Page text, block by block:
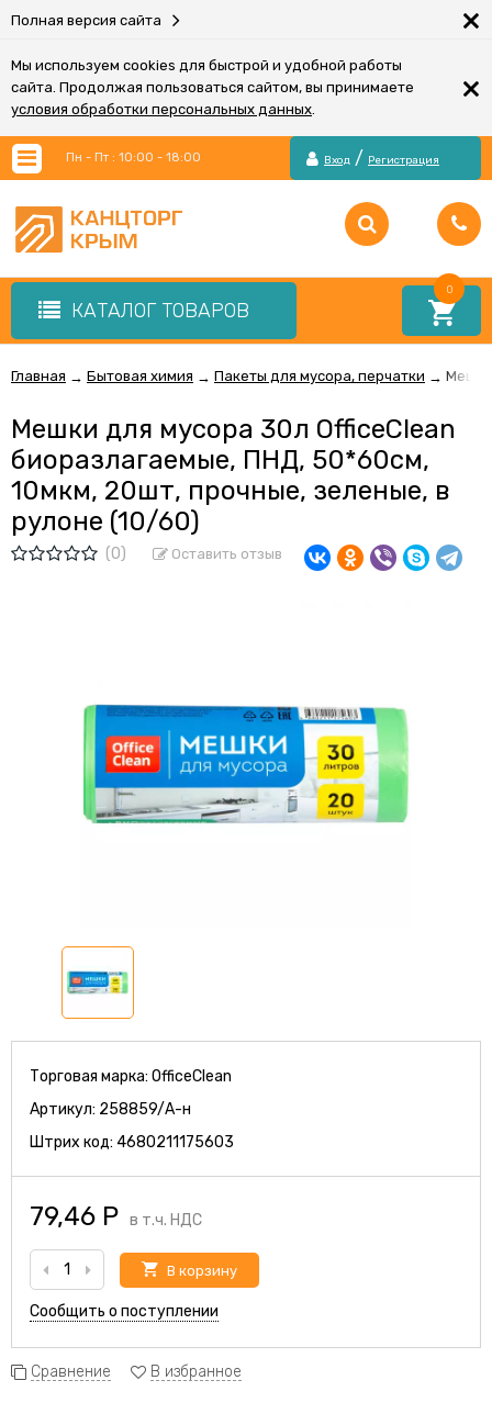
Полная версия сайта ×
Мы используем cookies для быстрой и удобной работы
сайта. Продолжая пользоваться сайтом, вы принимаете
условия обработки персональных данных.
×
Пн - Пт : 10:00 - 18:00 Вход / Регистрация
КАТАЛОГ ТОВАРОВ
0
Главная → Бытовая химия → Пакеты для мусора, перчатки → Мешки
Мешки для мусора 30л OfficeClean
биоразлагаемые, ПНД, 50*60см,
10мкм, 20шт, прочные, зеленые, в
рулоне (10/60)
(0) Оставить отзыв
Торговая марка: OfficeClean
Артикул: 258859/А-н
Штрих код: 4680211175603
79,46 Р в т.ч. НДС
В корзину
Сообщить о поступлении
Сравнение В избранное